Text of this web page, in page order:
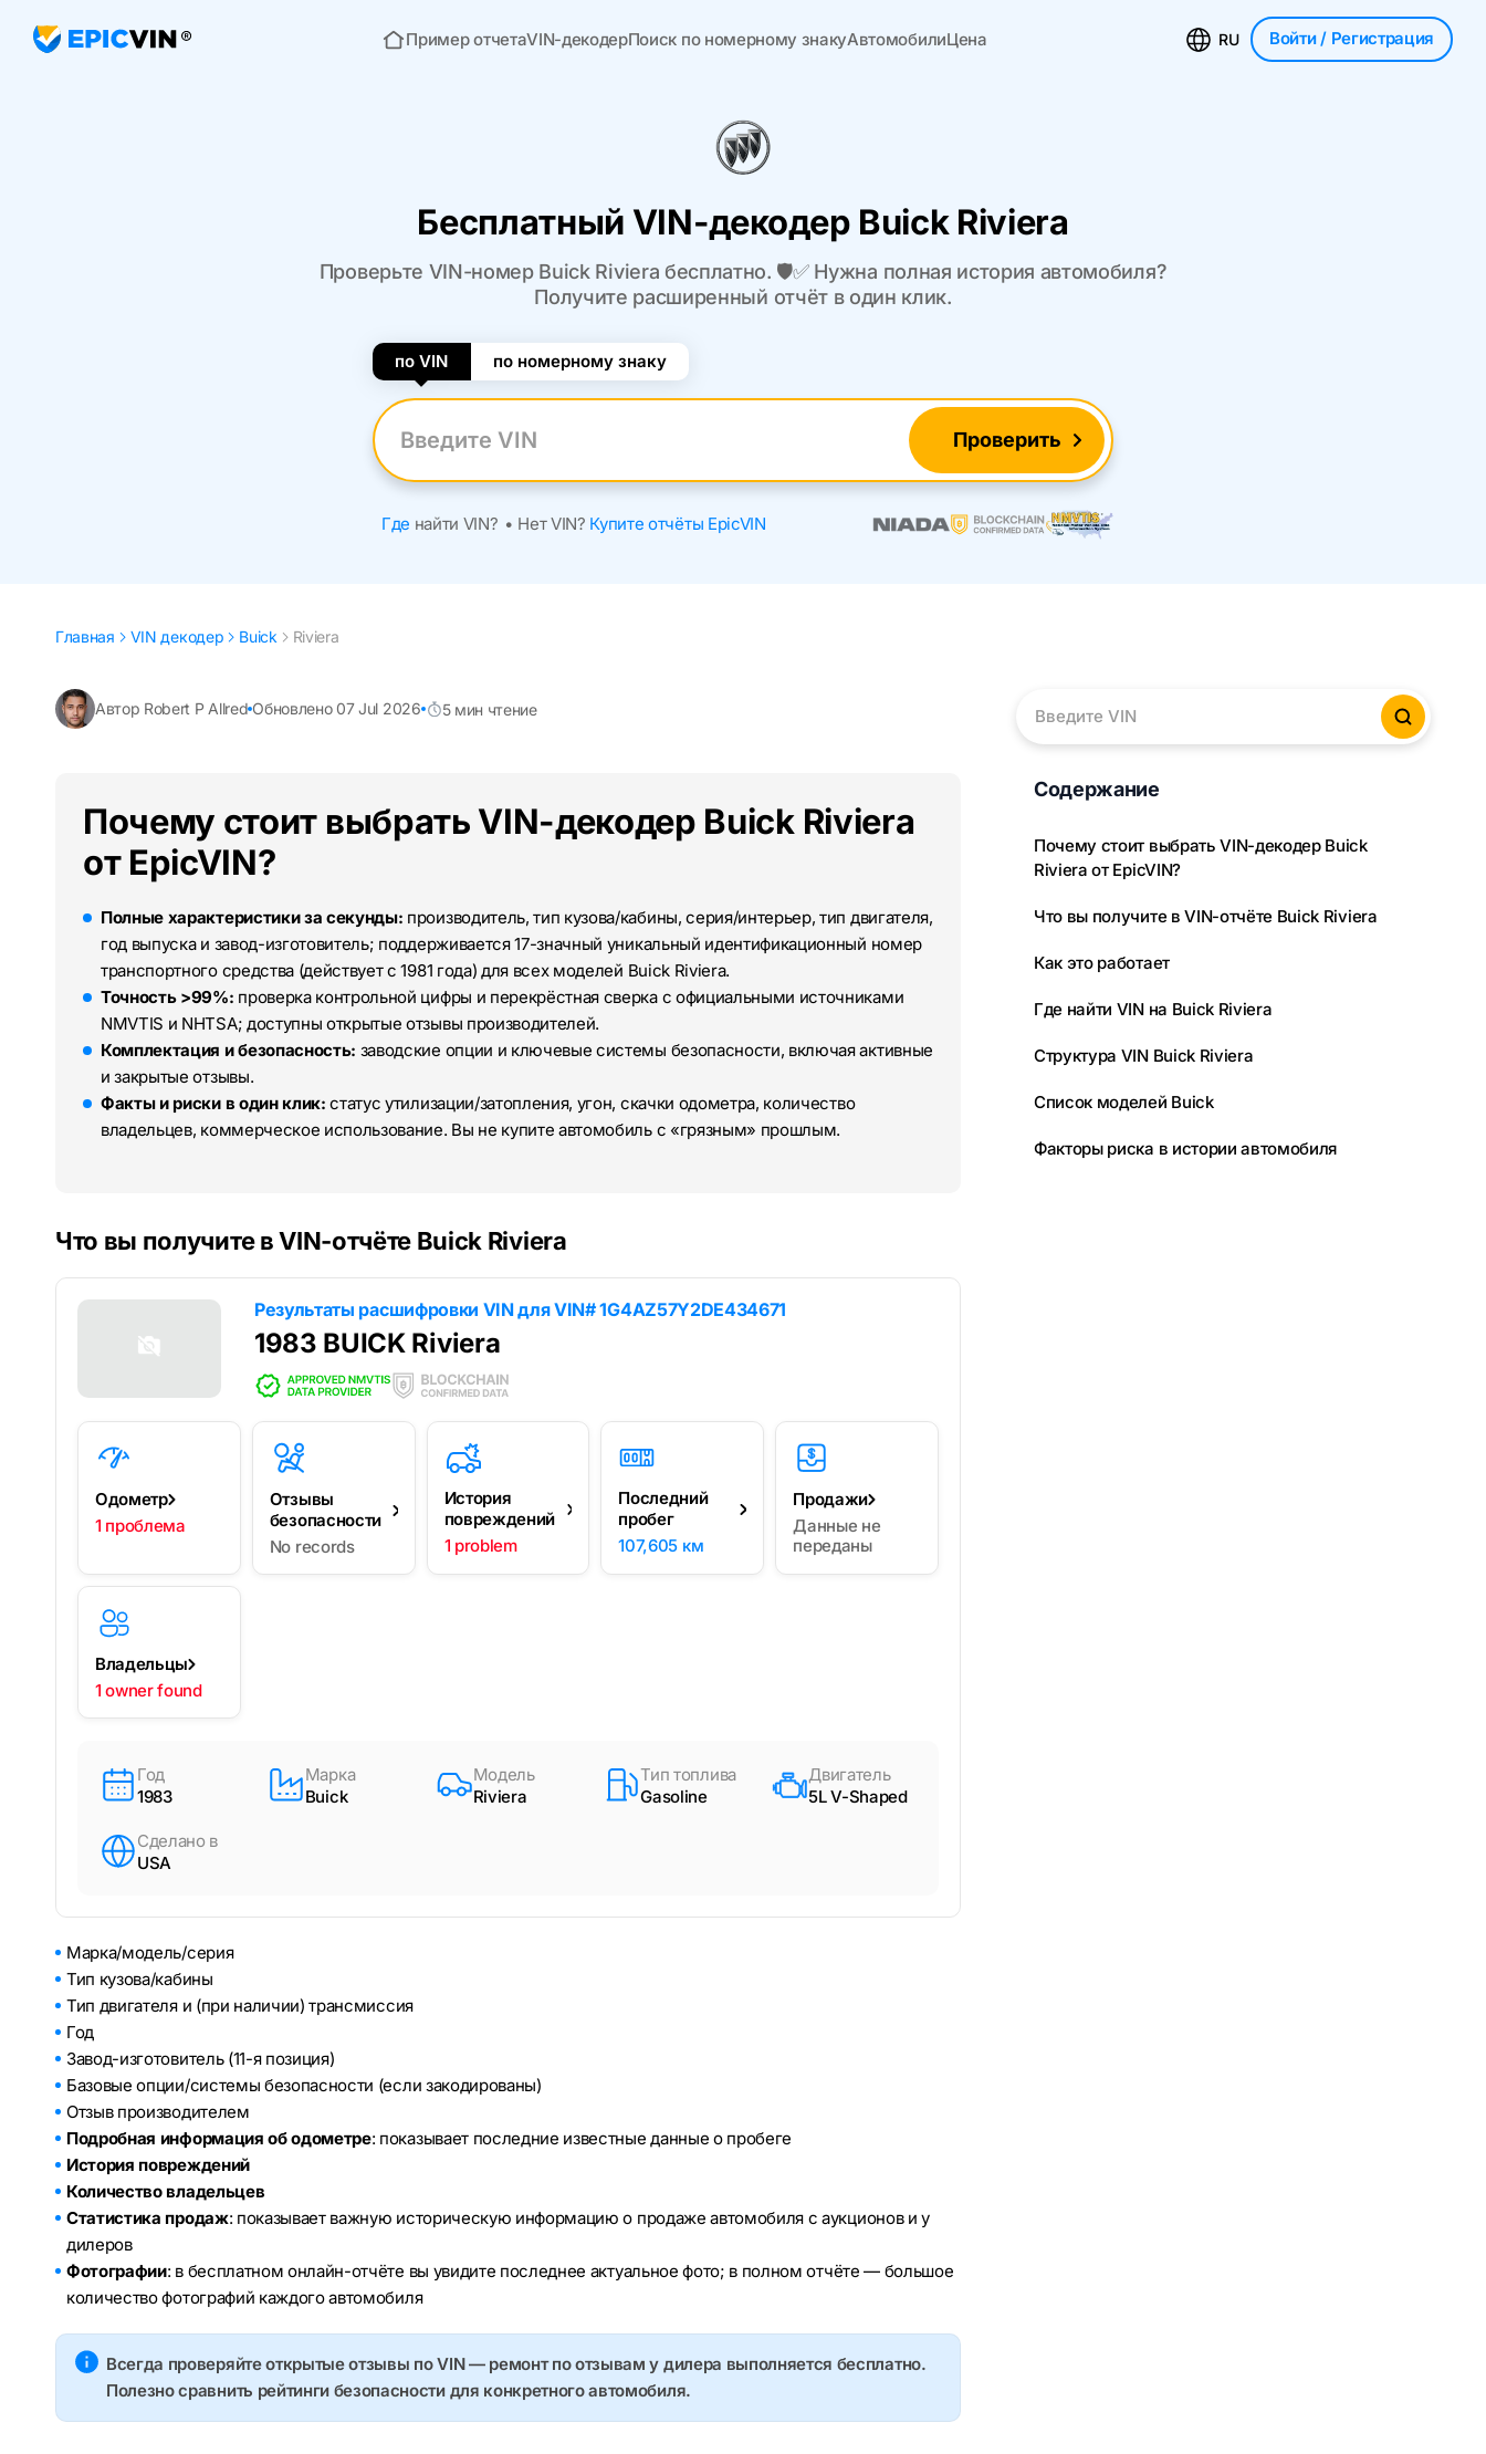
Главная
Пример отчетаVIN-декодерПоиск по номерному знакуАвтомобилиЦена RU Войти/ Регистрация
Бесплатный VIN-декодер Buick Riviera
Проверьте VIN-номер Buick Riviera бесплатно. 🛡️✅ Нужна полная история автомобиля?
Получите расширенный отчёт в один клик.
по VIN по номерному знаку
Введите VIN Проверить
Где найти VIN? • Нет VIN? Купите отчёты EpicVIN
Главная VIN декодер Buick Riviera
Автор Robert P Allred Обновлено 07 Jul 2026 5 мин чтение
Почему стоит выбрать VIN-декодер Buick Riviera
от EpicVIN?
Полные характеристики за секунды: производитель, тип кузова/кабины, серия/интерьер, тип двигателя,
год выпуска и завод-изготовитель; поддерживается 17-значный уникальный идентификационный номер
транспортного средства (действует с 1981 года) для всех моделей Buick Riviera.
Точность >99%: проверка контрольной цифры и перекрёстная сверка с официальными источниками
NMVTIS и NHTSA; доступны открытые отзывы производителей.
Комплектация и безопасность: заводские опции и ключевые системы безопасности, включая активные
и закрытые отзывы.
Факты и риски в один клик: статус утилизации/затопления, угон, скачки одометра, количество
владельцев, коммерческое использование. Вы не купите автомобиль с «грязным» прошлым.
Что вы получите в VIN-отчёте Buick Riviera
Результаты расшифровки VIN дляVIN# 1G4AZ57Y2DE434671
1983 BUICK Riviera
Одометр
1 проблема
Отзывы
безопасности
No records
История
повреждений
1 problem
Последний
пробег
107,605 км
Продажи
Данные не
переданы
Владельцы
1 owner found
Год
1983
Марка
Buick
Модель
Riviera
Тип топлива
Gasoline
Двигатель
5L V-Shaped
Сделано в
USA
Марка/модель/серия
Тип кузова/кабины
Тип двигателя и (при наличии) трансмиссия
Год
Завод-изготовитель (11-я позиция)
Базовые опции/системы безопасности (если закодированы)
Отзыв производителем
Подробная информация об одометре: показывает последние известные данные о пробеге
История повреждений
Количество владельцев
Статистика продаж: показывает важную историческую информацию о продаже автомобиля с аукционов и у
дилеров
Фотографии: в бесплатном онлайн-отчёте вы увидите последнее актуальное фото; в полном отчёте — большое
количество фотографий каждого автомобиля
Всегда проверяйте открытые отзывы по VIN — ремонт по отзывам у дилера выполняется бесплатно.
Полезно сравнить рейтинги безопасности для конкретного автомобиля.
Введите VIN
Содержание
Почему стоит выбрать VIN-декодер Buick
Riviera от EpicVIN?
Что вы получите в VIN-отчёте Buick Riviera
Как это работает
Где найти VIN на Buick Riviera
Структура VIN Buick Riviera
Список моделей Buick
Факторы риска в истории автомобиля